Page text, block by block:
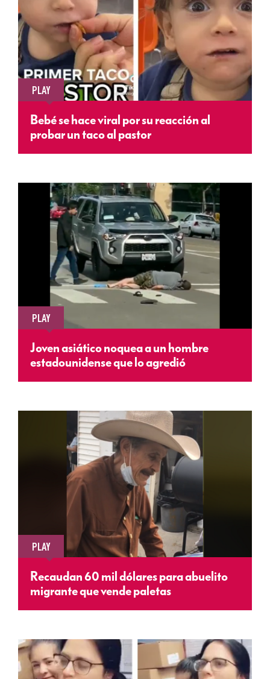
PLAY
Bebé se hace viral por su reacción al
probar un taco al pastor
PLAY
Joven asiático noquea a un hombre
estadounidense que lo agredió
PLAY
Recaudan 60 mil dólares para abuelito
migrante que vende paletas